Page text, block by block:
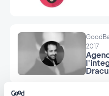
2017